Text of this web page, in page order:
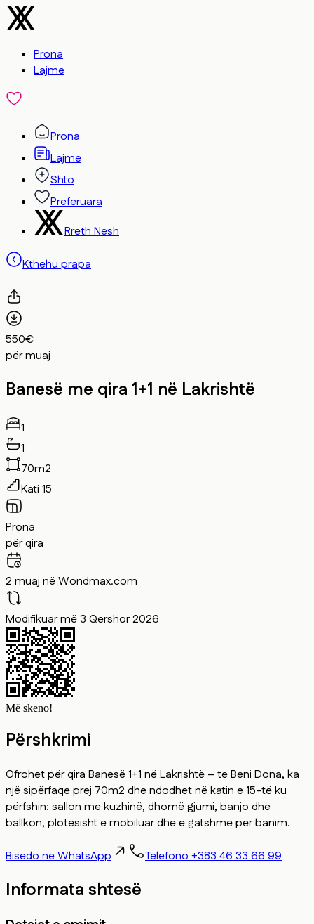
Prona
Lajme
Prona
Lajme
Shto
Preferuara
Rreth Nesh
Kthehu prapa
550€
për muaj
Banesë me qira 1+1 në Lakrishtë
1
1
70m2
Kati 15
Prona
për qira
2 muaj në Wondmax.com
Modifikuar më 3 Qershor 2026
Më skeno!
Përshkrimi
Ofrohet për qira Banesë 1+1 në Lakrishtë – te Beni Dona, ka
një sipërfaqe prej 70m2 dhe ndodhet në katin e 15-të ku
përfshin: sallon me kuzhinë, dhomë gjumi, banjo dhe
ballkon, plotësisht e mobiluar dhe e gatshme për banim.
Bisedo në WhatsApp Telefono +383 46 33 66 99
Informata shtesë